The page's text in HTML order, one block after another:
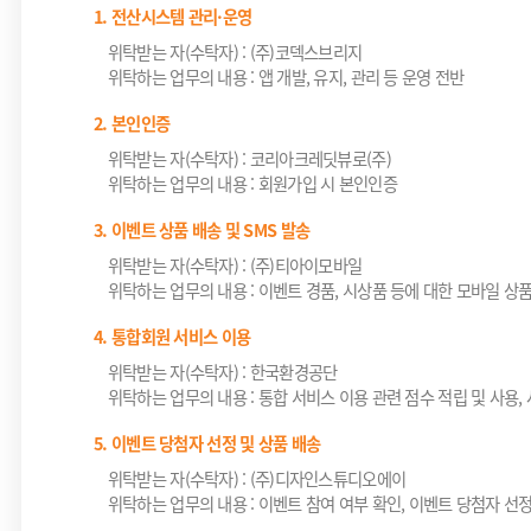
1. 전산시스템 관리·운영
위탁받는 자(수탁자) : (주)코덱스브리지
위탁하는 업무의 내용 : 앱 개발, 유지, 관리 등 운영 전반
2. 본인인증
위탁받는 자(수탁자) : 코리아크레딧뷰로(주)
위탁하는 업무의 내용 : 회원가입 시 본인인증
3. 이벤트 상품 배송 및 SMS 발송
위탁받는 자(수탁자) : (주)티아이모바일
위탁하는 업무의 내용 : 이벤트 경품, 시상품 등에 대한 모바일 상
4. 통합회원 서비스 이용
위탁받는 자(수탁자) : 한국환경공단
위탁하는 업무의 내용 : 통합 서비스 이용 관련 점수 적립 및 사용
5. 이벤트 당첨자 선정 및 상품 배송
위탁받는 자(수탁자) : (주)디자인스튜디오에이
위탁하는 업무의 내용 : 이벤트 참여 여부 확인, 이벤트 당첨자